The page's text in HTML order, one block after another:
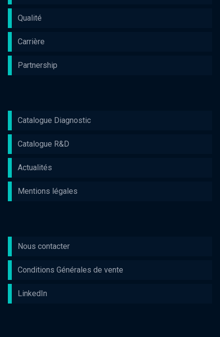
Qualité
Carrière
Partnership
Catalogue Diagnostic
Catalogue R&D
Actualités
Mentions légales
Nous contacter
Conditions Générales de vente
LinkedIn